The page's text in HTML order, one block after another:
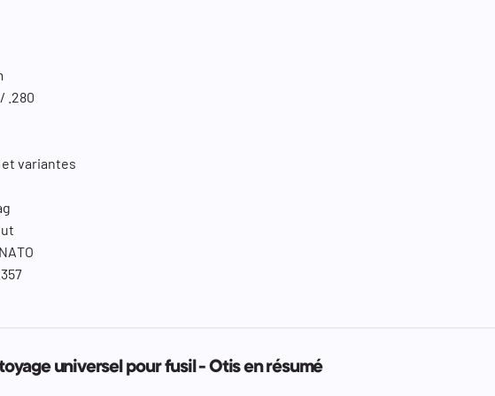
.280
et variantes
universel pour fusil - Otis en résumé